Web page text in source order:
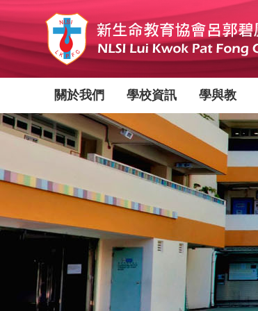
至
主
navigation
關於我們 學校資訊 學與教